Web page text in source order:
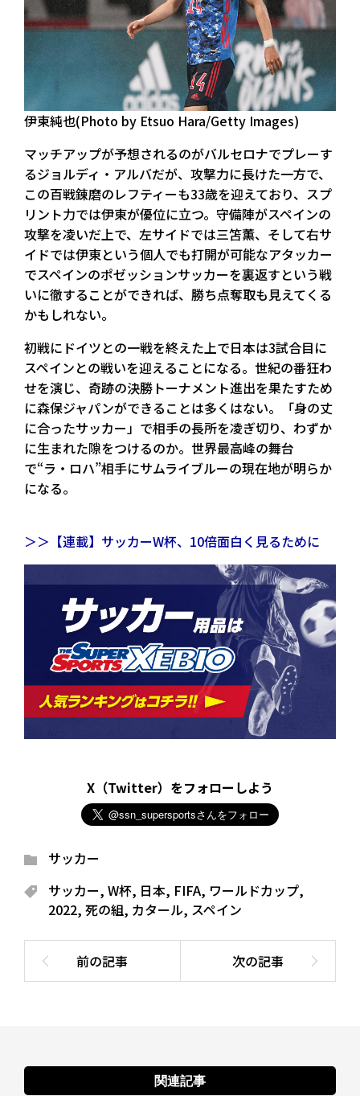
伊東純也(Photo by Etsuo Hara/Getty Images)
マッチアップが予想されるのがバルセロナでプレーす
るジョルディ・アルバだが、攻撃力に長けた一方で、
この百戦錬磨のレフティーも33歳を迎えており、スプ
リント力では伊東が優位に立つ。守備陣がスペインの
攻撃を凌いだ上で、左サイドでは三笘薫、そして右サ
イドでは伊東という個人でも打開が可能なアタッカー
でスペインのポゼッションサッカーを裏返すという戦
いに徹することができれば、勝ち点奪取も見えてくる
かもしれない。
初戦にドイツとの一戦を終えた上で日本は3試合目に
スペインとの戦いを迎えることになる。世紀の番狂わ
せを演じ、奇跡の決勝トーナメント進出を果たすため
に森保ジャパンができることは多くはない。「身の丈
に合ったサッカー」で相手の長所を凌ぎ切り、わずか
に生まれた隙をつけるのか。世界最高峰の舞台
で“ラ・ロハ”相手にサムライブルーの現在地が明らか
になる。
＞＞【連載】サッカーW杯、10倍面白く見るために
X（Twitter）をフォローしよう
サッカー
サッカー, W杯, 日本, FIFA, ワールドカップ,
2022, 死の組, カタール, スペイン
関連記事